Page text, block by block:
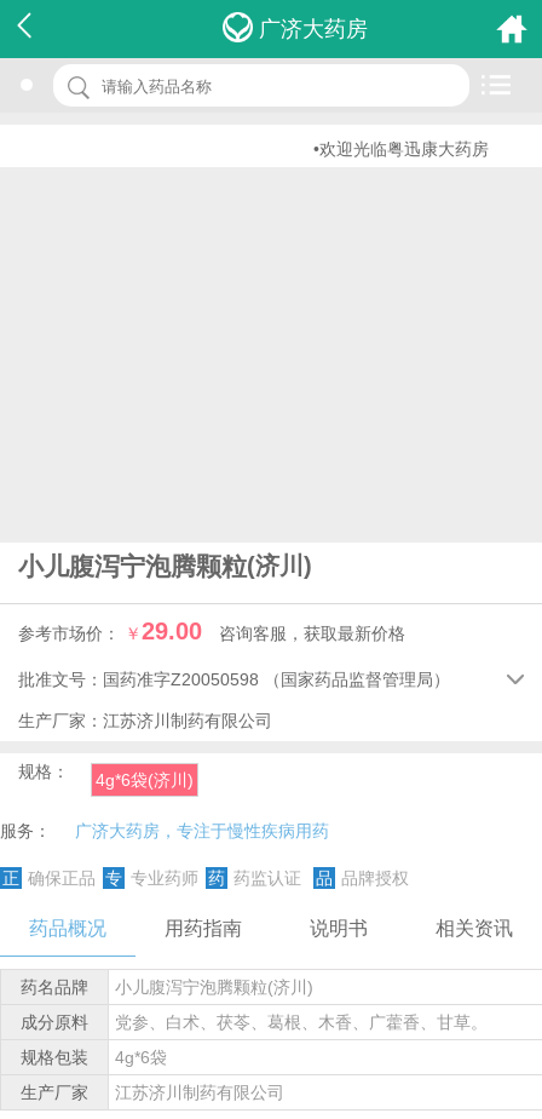
广济大药房
•欢迎光临粤迅康大药房
小儿腹泻宁泡腾颗粒(济川)
参考市场价： ￥29.00 咨询客服，获取最新价格
名 称：小儿腹泻宁泡腾颗粒
品 牌：(济川)
批准文号： 国药准字Z20050598 （国家药品监督管理局） 
生产厂家： 江苏济川制药有限公司
规格： 4g*6袋(济川)
服务： 广济大药房，专注于慢性疾病用药
正 确保正品 专 专业药师 药 药监认证 品 品牌授权
药品概况 用药指南 说明书 相关资讯
药名品牌
小儿腹泻宁泡腾颗粒(济川)
成分原料
党参、白术、茯苓、葛根、木香、广藿香、甘草。
规格包装
4g*6袋
生产厂家
江苏济川制药有限公司